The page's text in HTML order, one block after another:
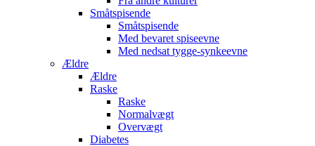
Småtspisende
Småtspisende
Med bevaret spiseevne
Med nedsat tygge-synkeevne
Ældre
Ældre
Raske
Raske
Normalvægt
Overvægt
Diabetes